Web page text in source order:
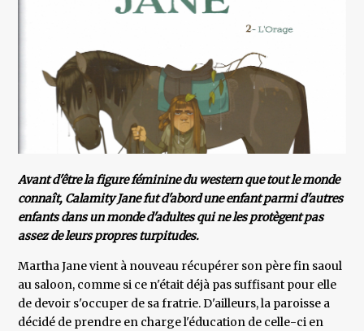
Avant d'être la figure féminine du western que tout le monde
connaît, Calamity Jane fut d'abord une enfant parmi d'autres
enfants dans un monde d'adultes qui ne les protègent pas
assez de leurs propres turpitudes.
Martha Jane vient à nouveau récupérer son père fin saoul
au saloon, comme si ce n'était déjà pas suffisant pour elle
de devoir s'occuper de sa fratrie. D'ailleurs, la paroisse a
décidé de prendre en charge l'éducation de celle-ci en